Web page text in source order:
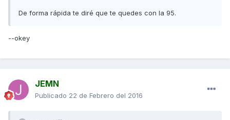
De forma rápida te diré que te quedes con la 95.
--okey
JEMN
Publicado 22 de Febrero del 2016